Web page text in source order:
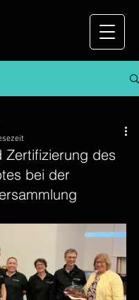
Zertifizierung des
bei der